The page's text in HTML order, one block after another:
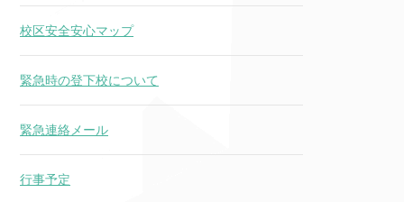
校区安全安心マップ
緊急時の登下校について
緊急連絡メール
行事予定